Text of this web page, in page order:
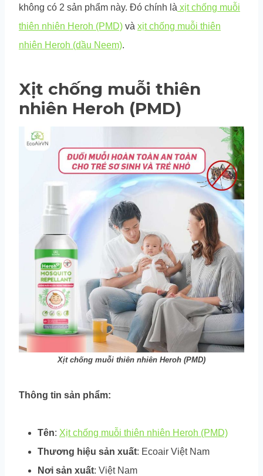
không có 2 sản phẩm này. Đó chính là xịt chống muỗi
thiên nhiên Heroh (PMD) và xịt chống muỗi thiên
nhiên Heroh (dầu Neem).
Xịt chống muỗi thiên
nhiên Heroh (PMD)
Xịt chống muỗi thiên nhiên Heroh (PMD)
Thông tin sản phẩm:
Tên: Xịt chống muỗi thiên nhiên Heroh (PMD)
Thương hiệu sản xuất: Ecoair Việt Nam
Nơi sản xuất: Việt Nam